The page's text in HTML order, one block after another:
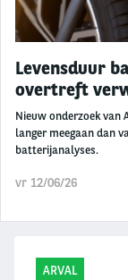
Levensduur
overtreft
Nieuw onderzoek
langer meegaan dan
batterijanalyses.
vr 12/06/26
ARVAL